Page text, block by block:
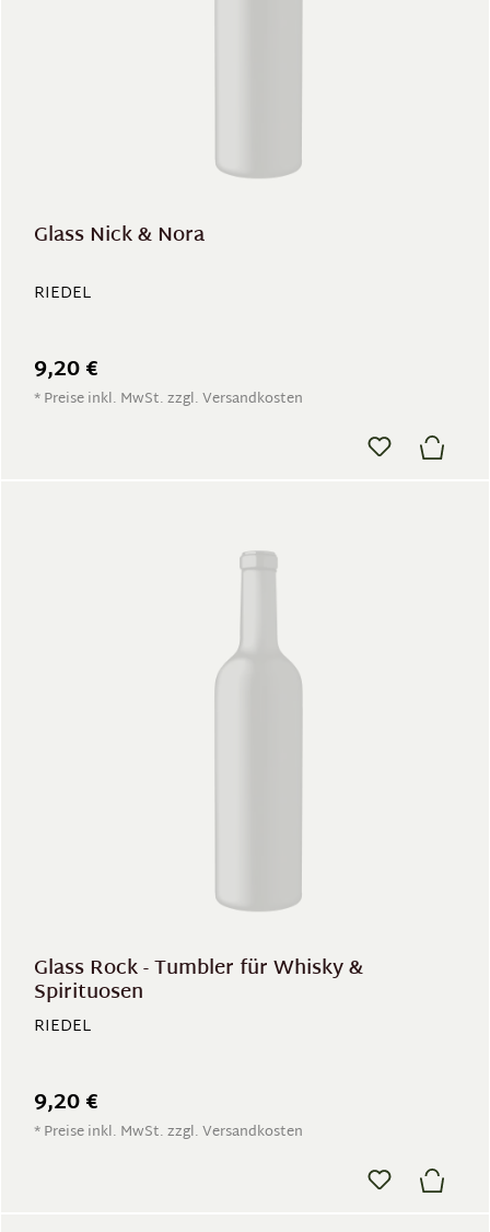
Glass Nick & Nora
RIEDEL
9,20 €
* Preise inkl. MwSt. zzgl. Versandkosten
Glass Rock - Tumbler für Whisky &
Spirituosen
RIEDEL
9,20 €
* Preise inkl. MwSt. zzgl. Versandkosten